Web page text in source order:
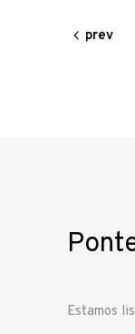
prev
Estamos